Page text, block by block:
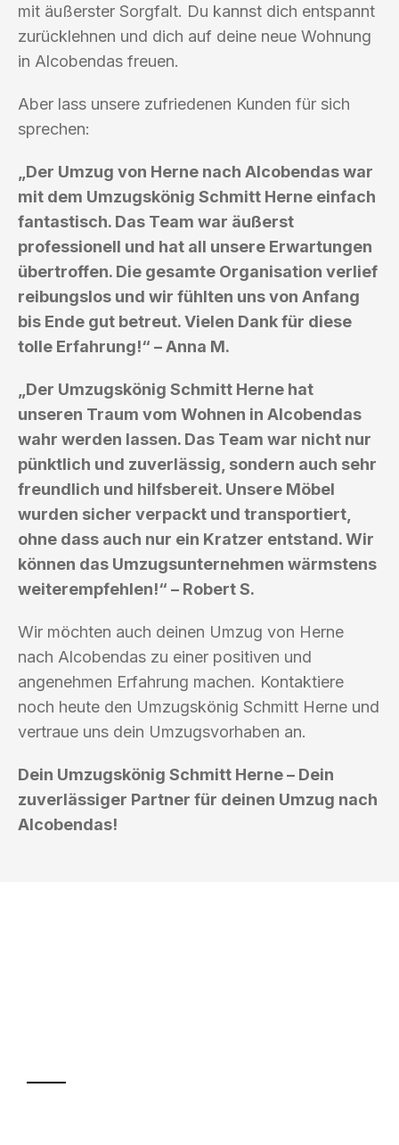
mit äußerster Sorgfalt. Du kannst dich entspannt
zurücklehnen und dich auf deine neue Wohnung
in Alcobendas freuen.
Aber lass unsere zufriedenen Kunden für sich
sprechen:
„Der Umzug von Herne nach Alcobendas war
mit dem Umzugskönig Schmitt Herne einfach
fantastisch. Das Team war äußerst
professionell und hat all unsere Erwartungen
übertroffen. Die gesamte Organisation verlief
reibungslos und wir fühlten uns von Anfang
bis Ende gut betreut. Vielen Dank für diese
tolle Erfahrung!“ – Anna M.
„Der Umzugskönig Schmitt Herne hat
unseren Traum vom Wohnen in Alcobendas
wahr werden lassen. Das Team war nicht nur
pünktlich und zuverlässig, sondern auch sehr
freundlich und hilfsbereit. Unsere Möbel
wurden sicher verpackt und transportiert,
ohne dass auch nur ein Kratzer entstand. Wir
können das Umzugsunternehmen wärmstens
weiterempfehlen!“ – Robert S.
Wir möchten auch deinen Umzug von Herne
nach Alcobendas zu einer positiven und
angenehmen Erfahrung machen. Kontaktiere
noch heute den Umzugskönig Schmitt Herne und
vertraue uns dein Umzugsvorhaben an.
Dein Umzugskönig Schmitt Herne – Dein
zuverlässiger Partner für deinen Umzug nach
Alcobendas!